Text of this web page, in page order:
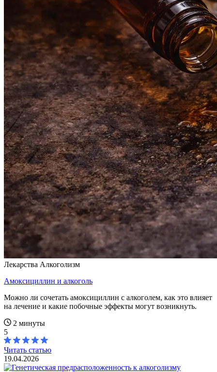
Лекарства Алкоголизм
Амоксициллин и алкоголь
Можно ли сочетать амоксициллин с алкоголем, как это влияет
на лечение и какие побочные эффекты могут возникнуть.
2 минуты
5
Читать статью
19.04.2026